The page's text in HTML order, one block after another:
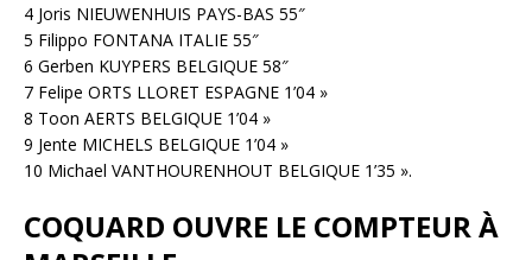
4 Joris NIEUWENHUIS PAYS-BAS 55″
5 Filippo FONTANA ITALIE 55″
6 Gerben KUYPERS BELGIQUE 58″
7 Felipe ORTS LLORET ESPAGNE 1’04 »
8 Toon AERTS BELGIQUE 1’04 »
9 Jente MICHELS BELGIQUE 1’04 »
10 Michael VANTHOURENHOUT BELGIQUE 1’35 ».
COQUARD OUVRE LE COMPTEUR À